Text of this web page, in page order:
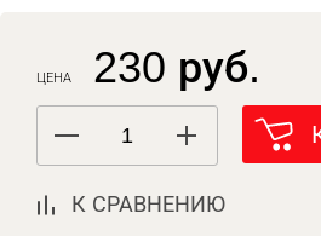
ЦЕНА 230 руб.
К СРАВНЕНИЮ